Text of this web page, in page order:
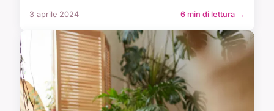
3 aprile 2024 6 min di lettura →